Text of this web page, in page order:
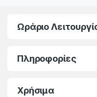
Ωράριο
Πληροφορίες
Χρήσιμα